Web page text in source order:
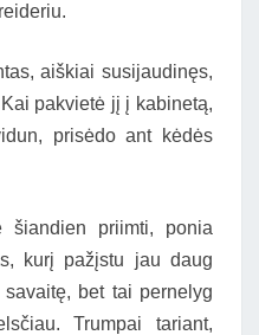
aiškiai susijaudinęs,
pakvietė jį į kabinetą,
prisėdo ant kėdės
šiandien priimti, ponia
kurį pažįstu jau daug
bet tai pernelyg
Trumpai tariant,